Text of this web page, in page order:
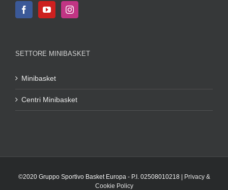
SETTORE MINIBASKET
Minibasket
Centri Minibasket
©2020 Gruppo Sportivo Basket Europa - P.I. 02508010218 |
Privacy &
Cookie Policy